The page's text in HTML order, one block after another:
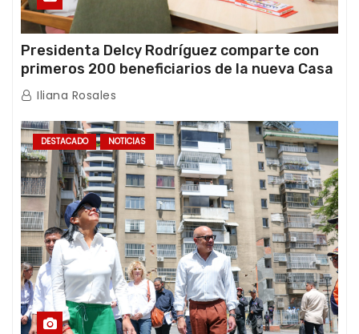
Presidenta Delcy Rodríguez comparte con
primeros 200 beneficiarios de la nueva Casa
de los Abuelos “La Primavera” en Caracas
Iliana Rosales
DESTACADO NOTICIAS